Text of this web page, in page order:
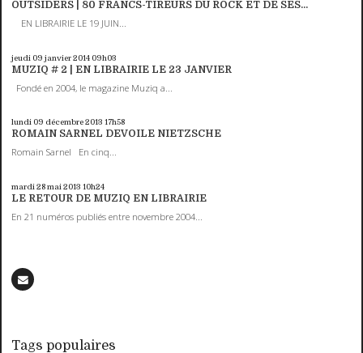
OUTSIDERS | 80 FRANCS-TIREURS DU ROCK ET DE SES...
EN LIBRAIRIE LE 19 JUIN...
jeudi 09 janvier 2014 09h03
MUZIQ # 2 | EN LIBRAIRIE LE 23 JANVIER
Fondé en 2004, le magazine Muziq a...
lundi 09 décembre 2013 17h58
ROMAIN SARNEL DEVOILE NIETZSCHE
Romain Sarnel En cinq...
mardi 28mai 2013 10h24
LE RETOUR DE MUZIQ EN LIBRAIRIE
En 21 numéros publiés entre novembre 2004...
Tags populaires